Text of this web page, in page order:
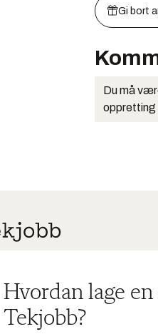
Gi bort
Du må
oppretting
Hvordan lage
Tekjobb?